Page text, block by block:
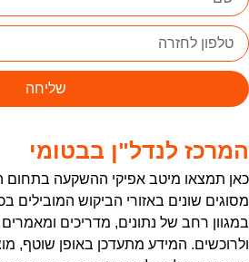
שליחה
לנדל"ן בבטומי
תמצאו מיטב אפיקי ההשקעה בתחום
שונים באזורי הביקוש המובילים
רחב של נתונים, מדריכים
המידע מתעדכן באופן שוטף,